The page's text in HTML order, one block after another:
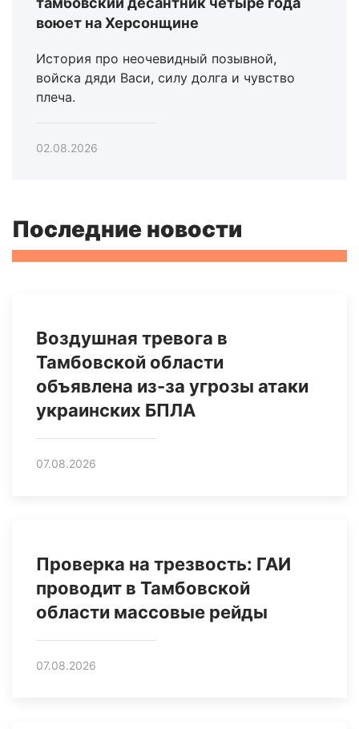
воюет на Херсонщине
История про неочевидный позывной,
войска дяди Васи, силу долга и чувство
плеча.
02.08.2026
Последние новости
Воздушная тревога в
Тамбовской области
объявлена из-за угрозы атаки
украинских БПЛА
07.08.2026
Проверка на трезвость: ГАИ
проводит в Тамбовской
области массовые рейды
07.08.2026